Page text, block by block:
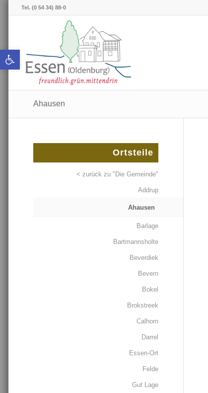
Werkzeugleiste öffnen
Tel. (0 54 34) 88-0
Ahausen
Ortsteile
< zurück zu "Die Gemeinde"
Addrup
Ahausen
Barlage
Bartmannsholte
Beverdiek
Bevern
Bokel
Brokstreek
Calhorn
Darrel
Essen-Ort
Felde
Gut Lage